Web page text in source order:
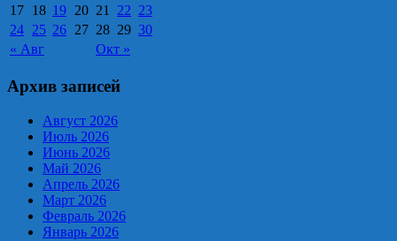
« Авг Окт »
17 18 19 20 21 22 23
24 25 26 27 28 29 30
Архив записей
Август 2026
Июль 2026
Июнь 2026
Май 2026
Апрель 2026
Март 2026
Февраль 2026
Январь 2026